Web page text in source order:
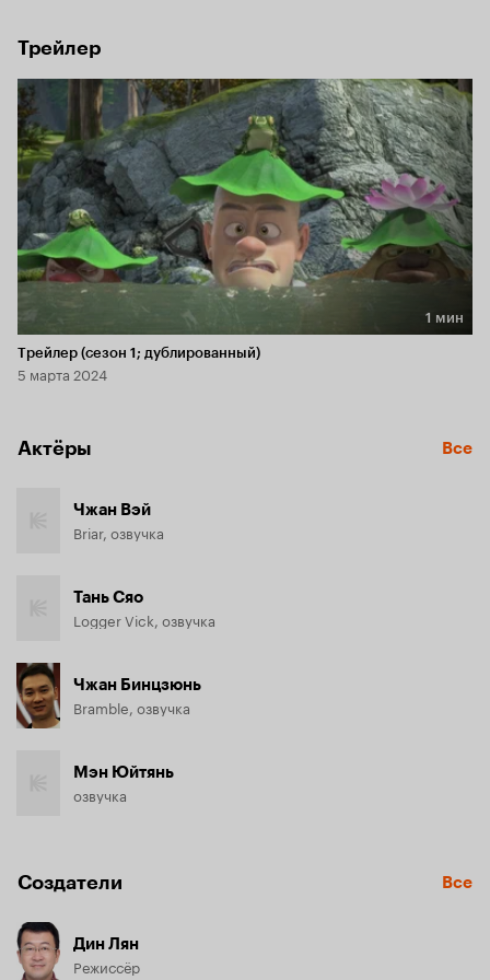
Трейлер
Длительность 1 мин
1 мин
Трейлер (сезон 1; дублированный)
5 марта 2024
Актёры Все
Чжан Вэй
Briar, озвучка
Тань Сяо
Logger Vick, озвучка
Чжан Бинцзюнь
Bramble, озвучка
Мэн Юйтянь
озвучка
Создатели Все
Дин Лян
Режиссёр